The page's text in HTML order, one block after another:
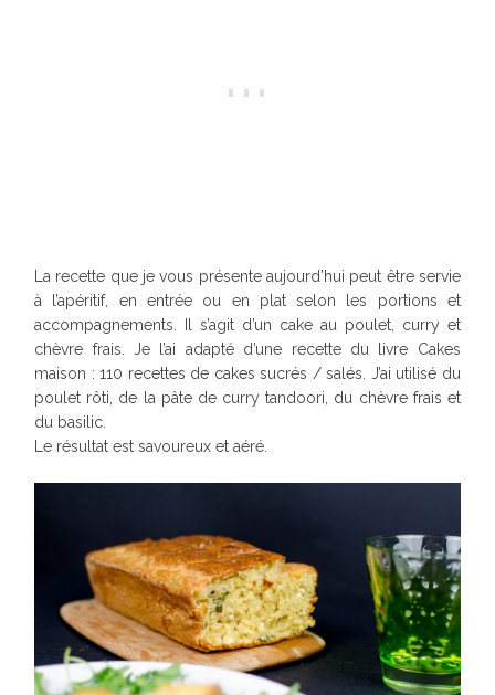
La recette que je vous présente aujourd’hui peut être servie
à l’apéritif, en entrée ou en plat selon les portions et
accompagnements. Il s’agit d’un cake au poulet, curry et
chèvre frais. Je l’ai adapté d’une recette du livre Cakes
maison : 110 recettes de cakes sucrés / salés. J’ai utilisé du
poulet rôti, de la pâte de curry tandoori, du chèvre frais et
du basilic.
Le résultat est savoureux et aéré.